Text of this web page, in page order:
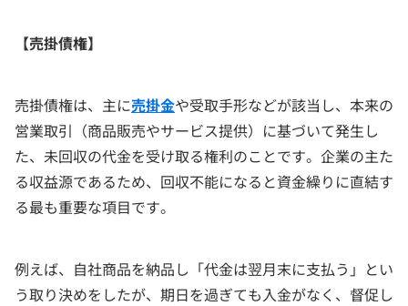
【売掛債権】
売掛債権は、主に売掛金や受取手形などが該当し、本来の
営業取引（商品販売やサービス提供）に基づいて発生し
た、未回収の代金を受け取る権利のことです。企業の主た
る収益源であるため、回収不能になると資金繰りに直結す
る最も重要な項目です。
例えば、自社商品を納品し「代金は翌月末に支払う」とい
う取り決めをしたが、期日を過ぎても入金がなく、督促し